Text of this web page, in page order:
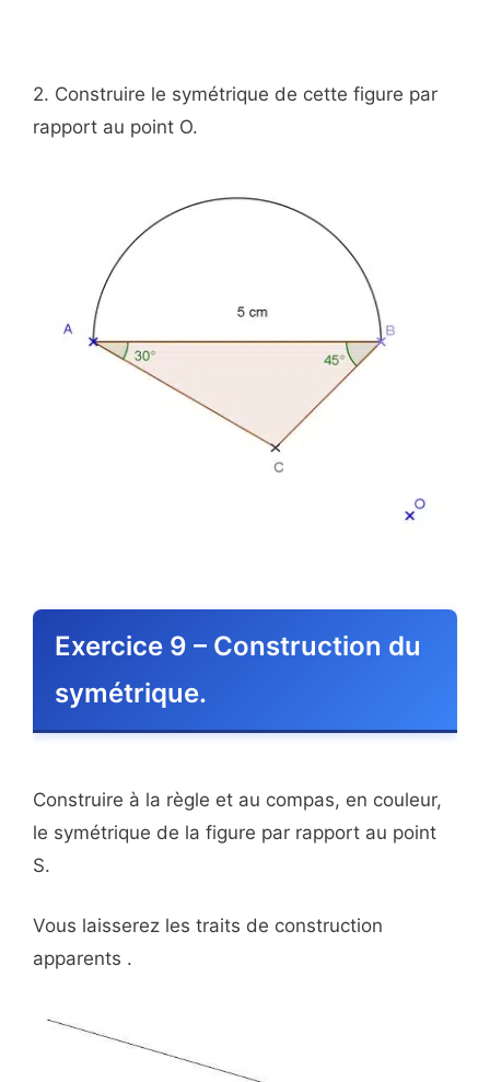
2. Construire le symétrique de cette figure par
rapport au point O.
Exercice 9 – Construction du
symétrique.
Construire à la règle et au compas, en couleur,
le symétrique de la figure par rapport au point
S.
Vous laisserez les traits de construction
apparents .